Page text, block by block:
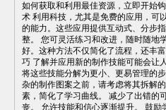
如何获取和利用最佳资源，立即开始
术 利用科技，尤其是免费的应用，可
的能力。这些应用提供互动式、分步
整。 您可灵活练习和改进，随时随地
好。这种方法不仅简化了流程，还丰
巧 了解并应用新的制作技能可能会让
将这些技能分解为更小、更易管理的
杂的制作图案之前，请考虑将其拆解
素，简化了学习曲线。 减少了出错的
丧。 允许技能和信心逐渐提升。 鼓